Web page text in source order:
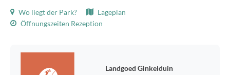
Inbegriffen im angezeigten Preis:
Kurtaxe
Bettwäsche
WLAN
Wo liegt der Park?
Lageplan
Öffnungszeiten Rezeption
Landgoed Ginkelduin